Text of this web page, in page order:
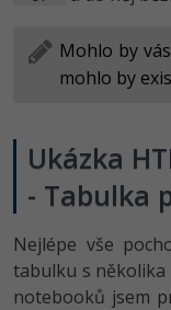
Mohlo by
mohlo by
Ukázka
- Tabulka
Nejlépe vše
tabulku s
notebooků jsem